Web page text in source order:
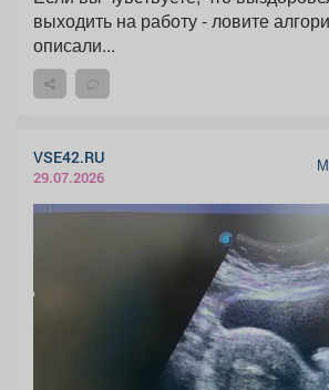
выходить на работу - ловите
описали...
VSE42.RU
29.07.2026